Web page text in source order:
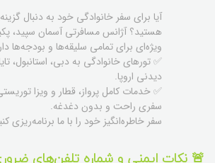
آیا برای سفر خانوادگی خود به دنبال
هستید؟ آژانس مسافرتی آسمان سپید،
ویژه‌ای برای تمامی سلیقه‌ها و بودجه‌ها
✅ تورهای خانوادگی به دبی، استانبول،
دیدنی اروپا.
✅ خدمات کامل پرواز، قطار و ویزا
سفری راحت و بدون دغدغه.
سفر خاطره‌انگیز خود را با ما برنامه‌ریزی